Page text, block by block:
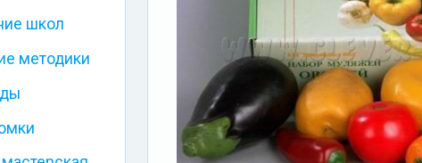
школ
методики